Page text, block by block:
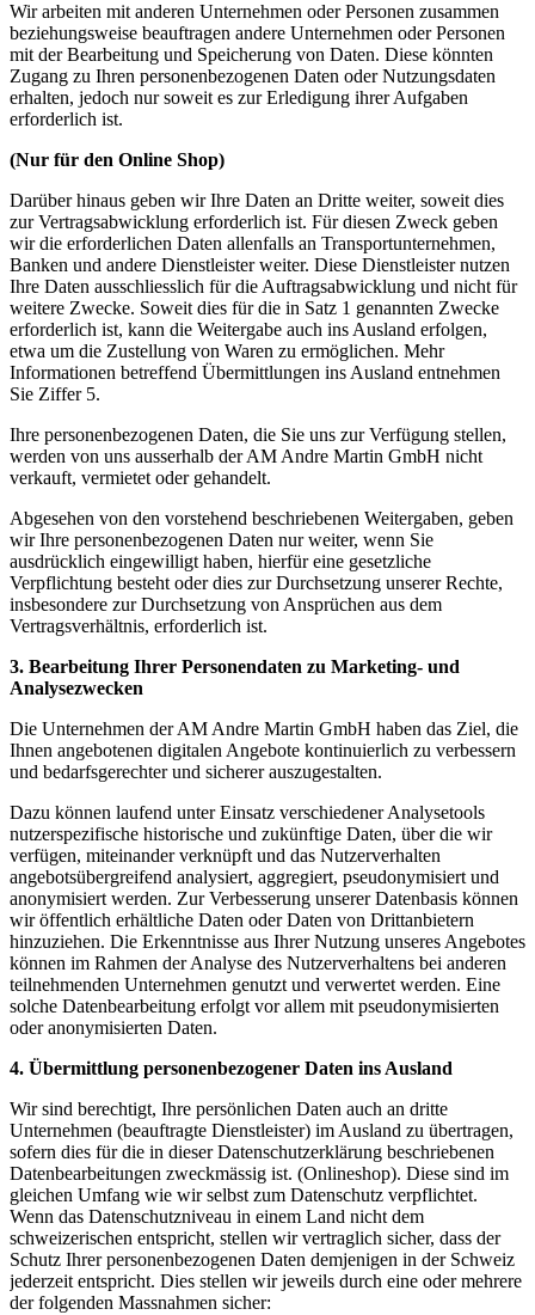
Wir arbeiten mit anderen Unternehmen oder Personen zusammen
beziehungsweise beauftragen andere Unternehmen oder Personen
mit der Bearbeitung und Speicherung von Daten. Diese könnten
Zugang zu Ihren personenbezogenen Daten oder Nutzungsdaten
erhalten, jedoch nur soweit es zur Erledigung ihrer Aufgaben
erforderlich ist.
(Nur für den Online Shop)
Darüber hinaus geben wir Ihre Daten an Dritte weiter, soweit dies
zur Vertragsabwicklung erforderlich ist. Für diesen Zweck geben
wir die erforderlichen Daten allenfalls an Transportunternehmen,
Banken und andere Dienstleister weiter. Diese Dienstleister nutzen
Ihre Daten ausschliesslich für die Auftragsabwicklung und nicht für
weitere Zwecke. Soweit dies für die in Satz 1 genannten Zwecke
erforderlich ist, kann die Weitergabe auch ins Ausland erfolgen,
etwa um die Zustellung von Waren zu ermöglichen. Mehr
Informationen betreffend Übermittlungen ins Ausland entnehmen
Sie Ziffer 5.
Ihre personenbezogenen Daten, die Sie uns zur Verfügung stellen,
werden von uns ausserhalb der AM Andre Martin GmbH nicht
verkauft, vermietet oder gehandelt.
Abgesehen von den vorstehend beschriebenen Weitergaben, geben
wir Ihre personenbezogenen Daten nur weiter, wenn Sie
ausdrücklich eingewilligt haben, hierfür eine gesetzliche
Verpflichtung besteht oder dies zur Durchsetzung unserer Rechte,
insbesondere zur Durchsetzung von Ansprüchen aus dem
Vertragsverhältnis, erforderlich ist.
3. Bearbeitung Ihrer Personendaten zu Marketing- und
Analysezwecken
Die Unternehmen der AM Andre Martin GmbH haben das Ziel, die
Ihnen angebotenen digitalen Angebote kontinuierlich zu verbessern
und bedarfsgerechter und sicherer auszugestalten.
Dazu können laufend unter Einsatz verschiedener Analysetools
nutzerspezifische historische und zukünftige Daten, über die wir
verfügen, miteinander verknüpft und das Nutzerverhalten
angebotsübergreifend analysiert, aggregiert, pseudonymisiert und
anonymisiert werden. Zur Verbesserung unserer Datenbasis können
wir öffentlich erhältliche Daten oder Daten von Drittanbietern
hinzuziehen. Die Erkenntnisse aus Ihrer Nutzung unseres Angebotes
können im Rahmen der Analyse des Nutzerverhaltens bei anderen
teilnehmenden Unternehmen genutzt und verwertet werden. Eine
solche Datenbearbeitung erfolgt vor allem mit pseudonymisierten
oder anonymisierten Daten.
4. Übermittlung personenbezogener Daten ins Ausland
Wir sind berechtigt, Ihre persönlichen Daten auch an dritte
Unternehmen (beauftragte Dienstleister) im Ausland zu übertragen,
sofern dies für die in dieser Datenschutzerklärung beschriebenen
Datenbearbeitungen zweckmässig ist. (Onlineshop). Diese sind im
gleichen Umfang wie wir selbst zum Datenschutz verpflichtet.
Wenn das Datenschutzniveau in einem Land nicht dem
schweizerischen entspricht, stellen wir vertraglich sicher, dass der
Schutz Ihrer personenbezogenen Daten demjenigen in der Schweiz
jederzeit entspricht. Dies stellen wir jeweils durch eine oder mehrere
der folgenden Massnahmen sicher: